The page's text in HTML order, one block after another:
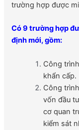
trường hợp được
Có 9 trường hợp
định mới, gồm:
Công
khẩn cấp.
Công
vốn đầu
cơ quan
kiểm sát